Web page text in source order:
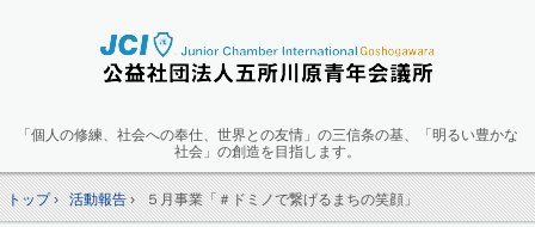
「個人の修練、社会への奉仕、世界との友情」の三信条の基、「明るい豊かな
社会」の創造を目指します。
トップ› 活動報告› ５月事業「＃ドミノで繋げるまちの笑顔」